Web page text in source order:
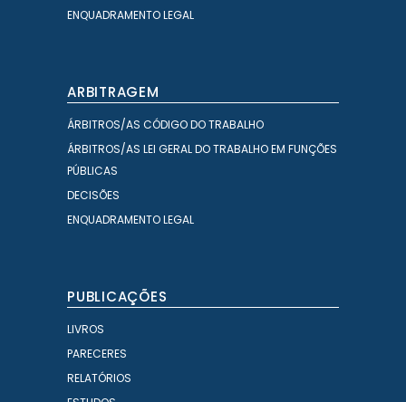
ENQUADRAMENTO LEGAL
ARBITRAGEM
ÁRBITROS/AS CÓDIGO DO TRABALHO
ÁRBITROS/AS LEI GERAL DO TRABALHO EM FUNÇÕES
PÚBLICAS
DECISÕES
ENQUADRAMENTO LEGAL
PUBLICAÇÕES
LIVROS
PARECERES
RELATÓRIOS